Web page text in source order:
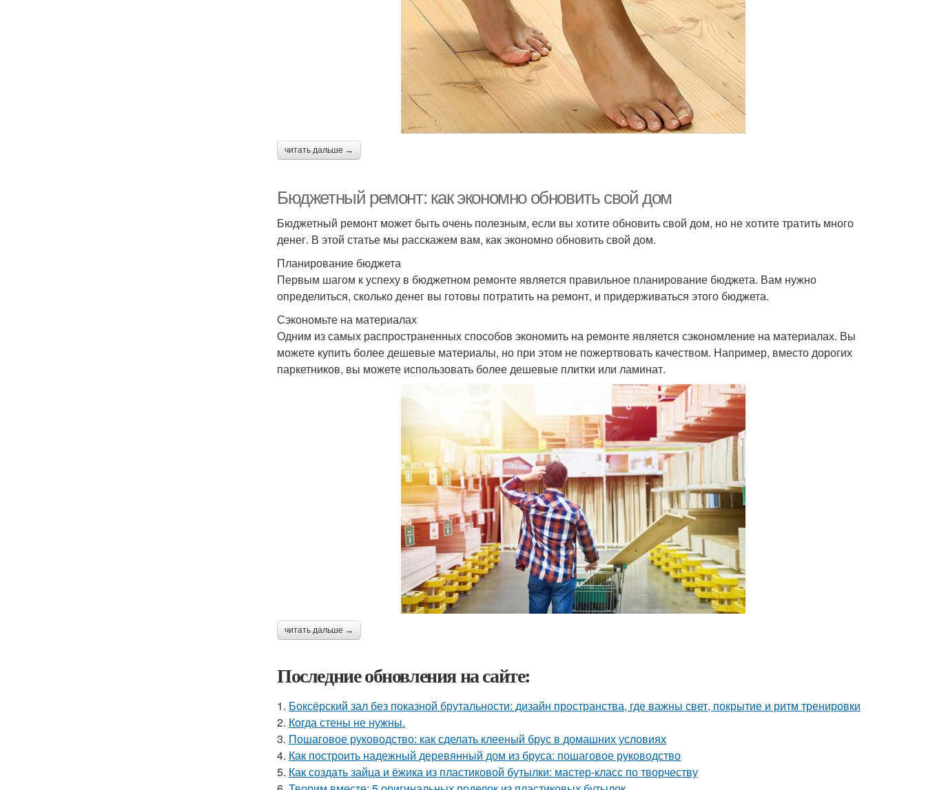
читать дальше →
Бюджетный ремонт: как экономно обновить свой дом
Бюджетный ремонт может быть очень полезным, если вы хотите обновить свой дом, но не хотите тратить много
денег. В этой статье мы расскажем вам, как экономно обновить свой дом.
Планирование бюджета
Первым шагом к успеху в бюджетном ремонте является правильное планирование бюджета. Вам нужно
определиться, сколько денег вы готовы потратить на ремонт, и придерживаться этого бюджета.
Сэкономьте на материалах
Одним из самых распространенных способов экономить на ремонте является сэкономление на материалах. Вы
можете купить более дешевые материалы, но при этом не пожертвовать качеством. Например, вместо дорогих
паркетников, вы можете использовать более дешевые плитки или ламинат.
читать дальше →
Последние обновления на сайте:
1. Боксёрский зал без показной брутальности: дизайн пространства, где важны свет, покрытие и ритм тренировки
2. Когда стены не нужны.
3. Пошаговое руководство: как сделать клееный брус в домашних условиях
4. Как построить надежный деревянный дом из бруса: пошаговое руководство
5. Как создать зайца и ёжика из пластиковой бутылки: мастер-класс по творчеству